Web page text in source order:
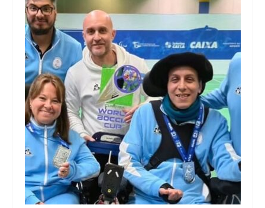
UNIVERSO CAD
NOTICIAS
CAD MEDIA
CAD FEDERAL